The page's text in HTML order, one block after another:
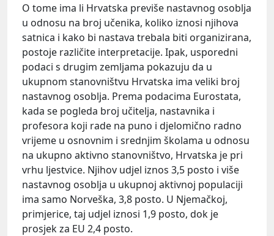
O tome ima li Hrvatska previše nastavnog osoblja
u odnosu na broj učenika, koliko iznosi njihova
satnica i kako bi nastava trebala biti organizirana,
postoje različite interpretacije. Ipak, usporedni
podaci s drugim zemljama pokazuju da u
ukupnom stanovništvu Hrvatska ima veliki broj
nastavnog osoblja. Prema podacima Eurostata,
kada se pogleda broj učitelja, nastavnika i
profesora koji rade na puno i djelomično radno
vrijeme u osnovnim i srednjim školama u odnosu
na ukupno aktivno stanovništvo, Hrvatska je pri
vrhu ljestvice. Njihov udjel iznos 3,5 posto i više
nastavnog osoblja u ukupnoj aktivnoj populaciji
ima samo Norveška, 3,8 posto. U Njemačkoj,
primjerice, taj udjel iznosi 1,9 posto, dok je
prosjek za EU 2,4 posto.